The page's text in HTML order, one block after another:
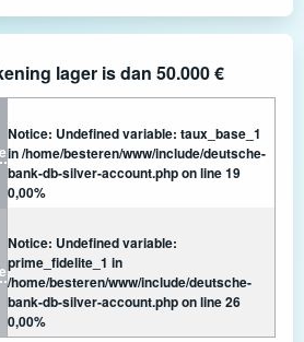
lager is dan 50.000 €
Notice: Undefined variable: taux_base_1
in/home/besteren/www/include/deutsche-
bank-db-silver-account.phpon line19
0,00%
Notice: Undefined variable:
prime_fidelite_1 in
/home/besteren/www/include/deutsche-
bank-db-silver-account.phpon line26
0,00%